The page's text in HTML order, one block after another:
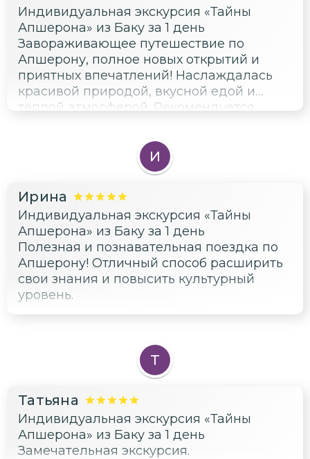
Индивидуальная экскурсия «Тайны
Апшерона» из Баку за 1 день
Завораживающее путешествие по
Апшерону, полное новых открытий и
приятных впечатлений! Наслаждалась
красивой природой, вкусной едой и
теплой атмосферой. Рекомендуется
получение новых знаний.
И
Ирина
Индивидуальная экскурсия «Тайны
Апшерона» из Баку за 1 день
Полезная и познавательная поездка по
Апшерону! Отличный способ расширить
свои знания и повысить культурный
уровень.
Т
Татьяна
Индивидуальная экскурсия «Тайны
Апшерона» из Баку за 1 день
Замечательная экскурсия.